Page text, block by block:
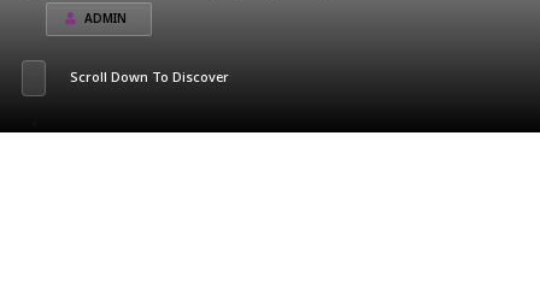
ADMIN
Scroll Down To Discover